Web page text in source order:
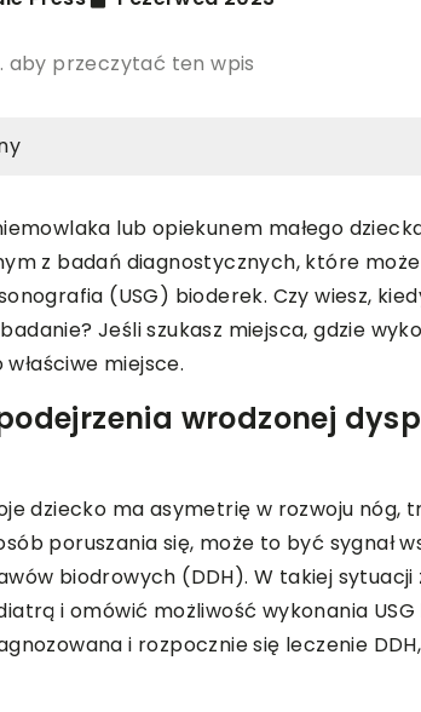
aby przeczytać ten wpis
lub opiekunem małego
z badań diagnostycznych, które
(USG) bioderek. Czy wiesz,
Jeśli szukasz miejsca, gdzie
właściwe miejsce.
wrodzonej
dziecko ma asymetrię w rozwoju nóg,
poruszania się, może to być sygnał
biodrowych (DDH). W takiej
i omówić możliwość wykonania
i rozpocznie się leczenie